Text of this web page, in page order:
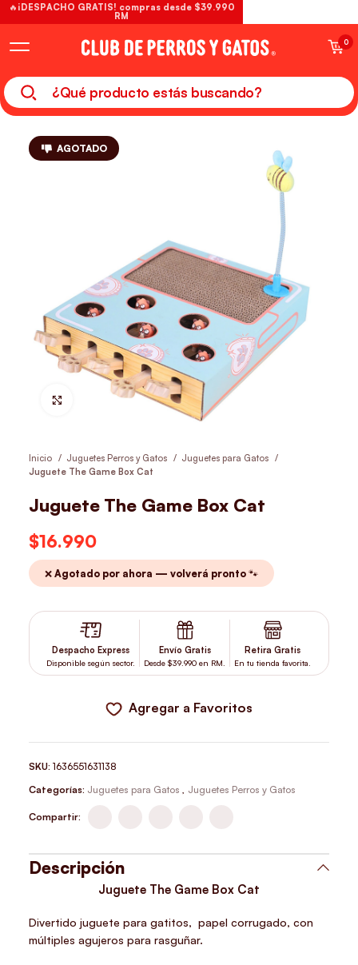
0
AGOTADO
Hacer Zoom
Inicio Juguetes Perros y Gatos
Juguetes para Gatos
Juguete The Game Box Cat
Juguete The Game Box Cat
$16.990
❌ Agotado por ahora — volverá pronto 🐾
Despacho Express
Disponible según sector.
Envío Gratis
Desde $39.990 en RM.
Retira Gratis
En tu tienda favorita.
Agregar a Favoritos
SKU:1636551631138
Categorías: Juguetes para Gatos Juguetes Perros y Gatos
Compartir:
Descripción
Juguete The Game Box Cat
Divertido juguete para gatitos, papel corrugado, con
múltiples agujeros para rasguñar.
🔥¡DESPACHO GRATIS! compras desde $39.990
RM